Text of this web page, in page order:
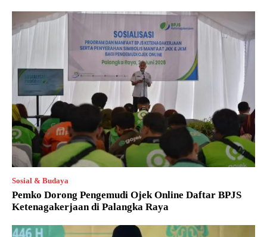
Sosial & Budaya
Pemko Dorong Pengemudi Ojek Online Daftar BPJS
Ketenagakerjaan di Palangka Raya